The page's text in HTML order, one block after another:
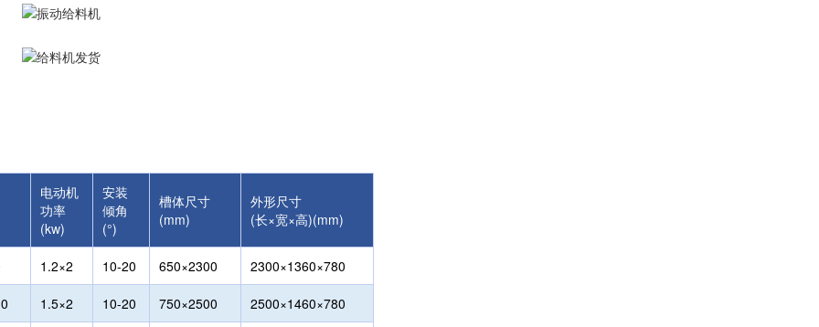
电动机
功率
(kw)
安装
倾角
(°)
槽体尺寸
(mm)
外形尺寸
(长×宽×高)(mm)
1.2×2 10-20 650×2300 2300×1360×780
1.5×2 10-20 750×2500 2500×1460×780